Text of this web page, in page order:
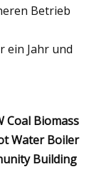
Betrieb
ein Jahr und